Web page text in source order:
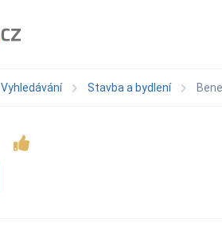
Vyhledávání Stavba a bydlení